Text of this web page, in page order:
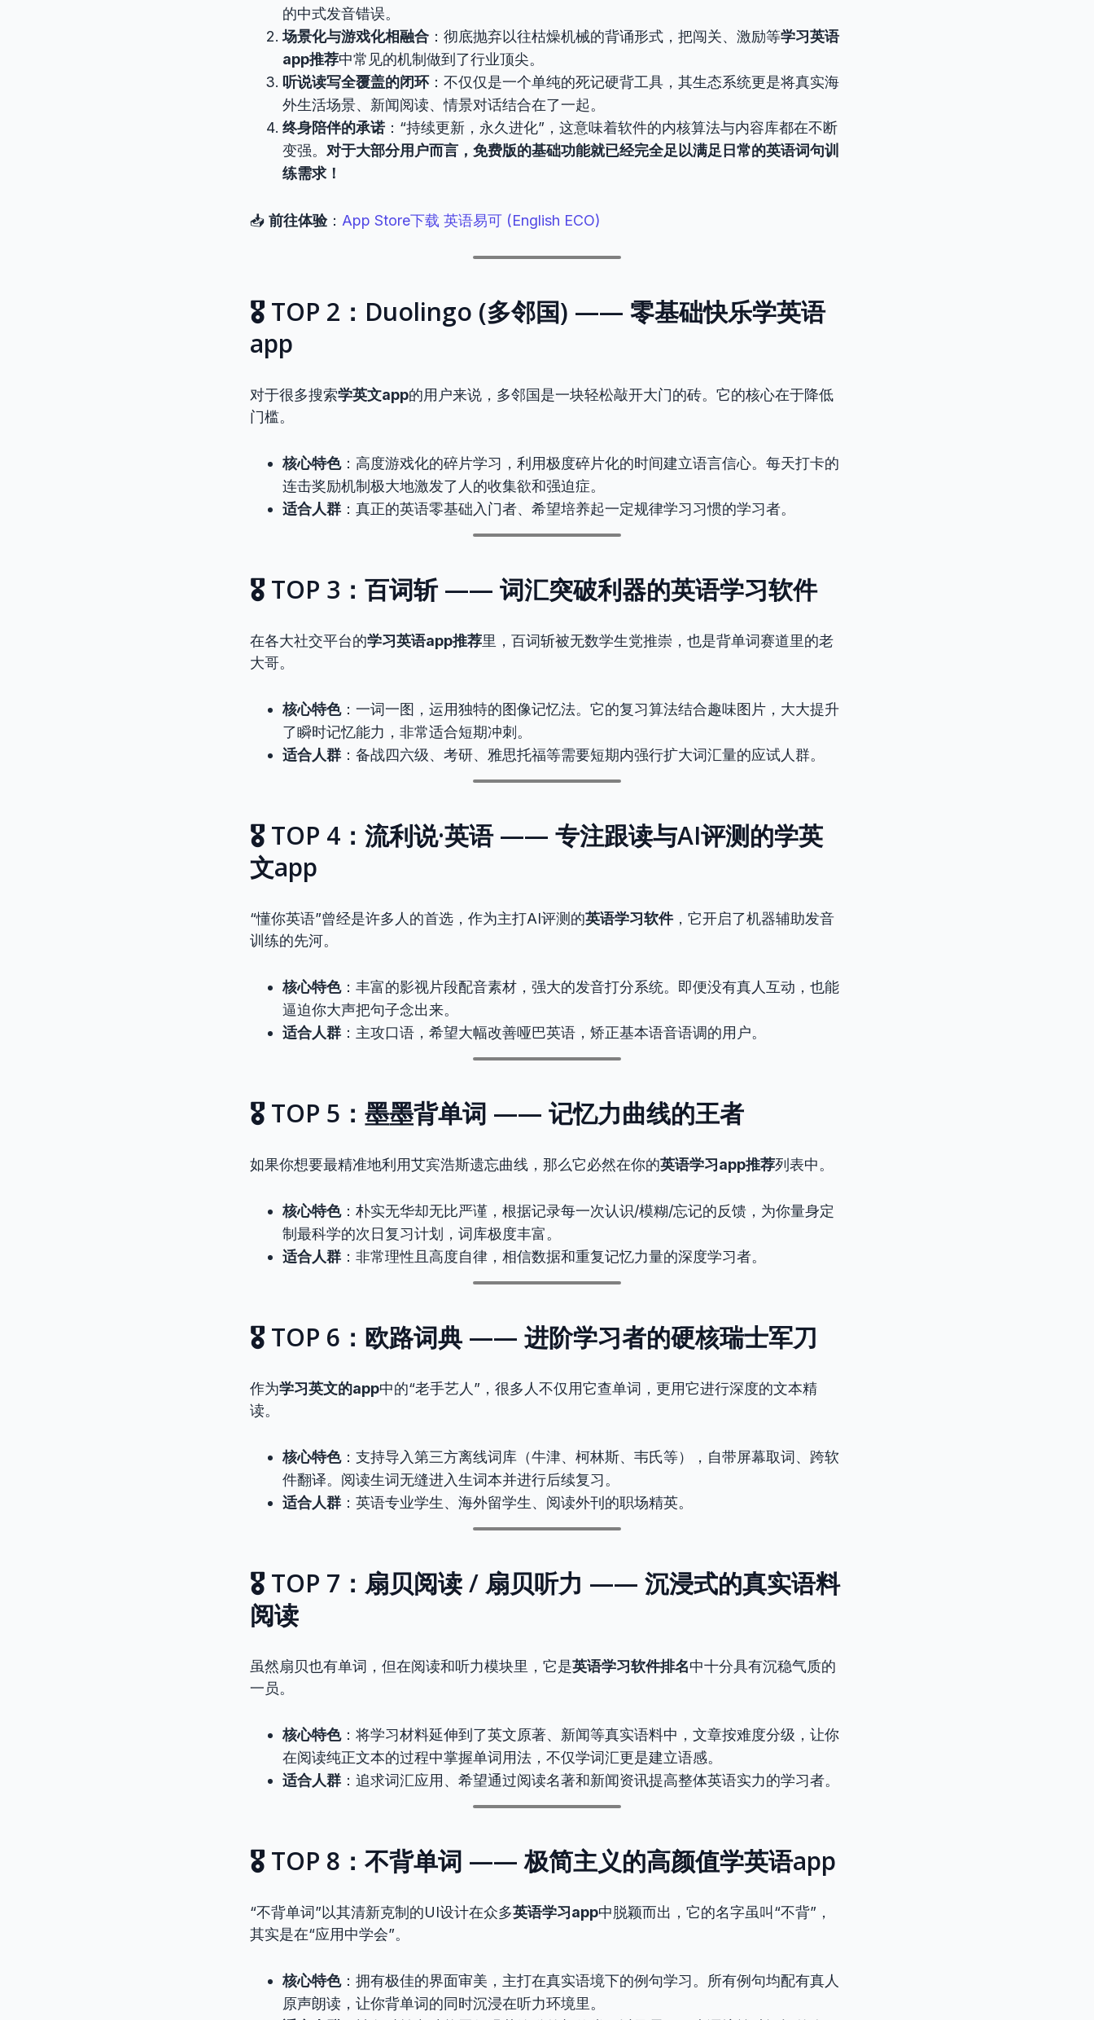
的中式发音错误。
场景化与游戏化相融合 ：彻底抛弃以往枯燥机械的背诵形式，把闯关、激励等学习英语
app推荐中常见的机制做到了行业顶尖。
听说读写全覆盖的闭环：不仅仅是一个单纯的死记硬背工具，其生态系统更是将真实海
外生活场景、新闻阅读、情景对话结合在了一起。
终身陪伴的承诺：“持续更新，永久进化”，这意味着软件的内核算法与内容库都在不断
变强。 对于大部分用户而言，免费版的基础功能就已经完全足以满足日常的英语词句训
练需求！
📥 前往体验： App Store下载 英语易可 (English ECO)
🎖️ TOP 2：Duolingo (多邻国) —— 零基础快乐学英语
app
对于很多搜索学英文app的用户来说，多邻国是一块轻松敲开大门的砖。它的核心在于降低
门槛。
核心特色：高度游戏化的碎片学习，利用极度碎片化的时间建立语言信心。每天打卡的
连击奖励机制极大地激发了人的收集欲和强迫症。
适合人群 ：真正的英语零基础入门者、希望培养起一定规律学习习惯的学习者。
🎖️ TOP 3：百词斩 —— 词汇突破利器的英语学习软件
在各大社交平台的学习英语app推荐里，百词斩被无数学生党推崇，也是背单词赛道里的老
大哥。
核心特色：一词一图，运用独特的图像记忆法。它的复习算法结合趣味图片，大大提升
了瞬时记忆能力，非常适合短期冲刺。
适合人群 ：备战四六级、考研、雅思托福等需要短期内强行扩大词汇量的应试人群。
🎖️ TOP 4：流利说·英语 —— 专注跟读与AI评测的学英
文app
“懂你英语”曾经是许多人的首选，作为主打AI评测的英语学习软件，它开启了机器辅助发音
训练的先河。
核心特色：丰富的影视片段配音素材，强大的发音打分系统。即便没有真人互动，也能
逼迫你大声把句子念出来。
适合人群 ：主攻口语，希望大幅改善哑巴英语，矫正基本语音语调的用户。
🎖️ TOP 5：墨墨背单词 —— 记忆力曲线的王者
如果你想要最精准地利用艾宾浩斯遗忘曲线，那么它必然在你的英语学习app推荐列表中。
核心特色：朴实无华却无比严谨，根据记录每一次认识/模糊/忘记的反馈，为你量身定
制最科学的次日复习计划，词库极度丰富。
适合人群 ：非常理性且高度自律，相信数据和重复记忆力量的深度学习者。
🎖️ TOP 6：欧路词典 —— 进阶学习者的硬核瑞士军刀
作为学习英文的app中的“老手艺人”，很多人不仅用它查单词，更用它进行深度的文本精
读。
核心特色：支持导入第三方离线词库（牛津、柯林斯、韦氏等），自带屏幕取词、跨软
件翻译。阅读生词无缝进入生词本并进行后续复习。
适合人群 ：英语专业学生、海外留学生、阅读外刊的职场精英。
🎖️ TOP 7：扇贝阅读 / 扇贝听力 —— 沉浸式的真实语料
阅读
虽然扇贝也有单词，但在阅读和听力模块里，它是英语学习软件排名中十分具有沉稳气质的
一员。
核心特色：将学习材料延伸到了英文原著、新闻等真实语料中，文章按难度分级，让你
在阅读纯正文本的过程中掌握单词用法，不仅学词汇更是建立语感。
适合人群 ：追求词汇应用、希望通过阅读名著和新闻资讯提高整体英语实力的学习者。
🎖️ TOP 8：不背单词 —— 极简主义的高颜值学英语app
“不背单词”以其清新克制的UI设计在众多英语学习app中脱颖而出，它的名字虽叫“不背”，
其实是在“应用中学会”。
核心特色：拥有极佳的界面审美，主打在真实语境下的例句学习。所有例句均配有真人
原声朗读，让你背单词的同时沉浸在听力环境里。